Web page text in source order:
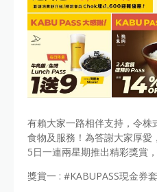
有賴大家一路相伴支持，令
食物及服務！為答謝大家厚愛
5日一連兩星期推出精彩獎賞
獎賞一 : #KABUPASS現金券